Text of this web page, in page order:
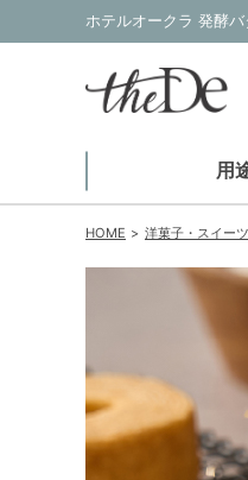
ホテルオークラ 発酵
用
HOME 洋菓子・スイーツ